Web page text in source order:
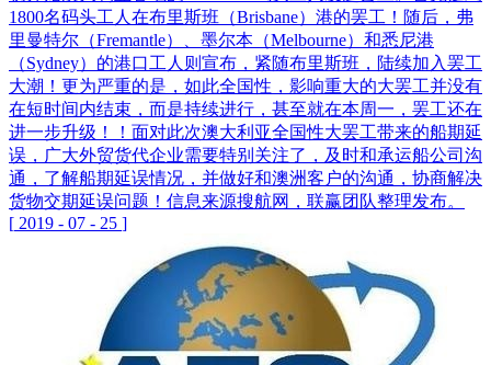
1800名码头工人在布里斯班（Brisbane）港的罢工！随后，弗
里曼特尔（Fremantle）、墨尔本（Melbourne）和悉尼港
（Sydney）的港口工人则宣布，紧随布里斯班，陆续加入罢工
大潮！更为严重的是，如此全国性，影响重大的大罢工并没有
在短时间内结束，而是持续进行，甚至就在本周一，罢工还在
进一步升级！！面对此次澳大利亚全国性大罢工带来的船期延
误，广大外贸货代企业需要特别关注了，及时和承运船公司沟
通，了解船期延误情况，并做好和澳洲客户的沟通，协商解决
货物交期延误问题！信息来源搜航网，联赢团队整理发布。
[ 2019 - 07 - 25 ]